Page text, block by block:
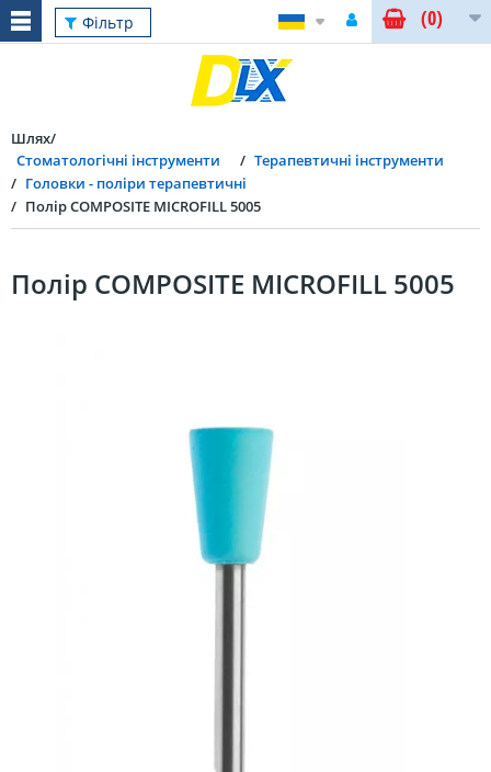
Фільтр (0)
Шлях
Стоматологічні інструменти
Терапевтичні інструменти
Головки - поліри терапевтичні
Полір COMPOSITE MICROFILL 5005
Полір COMPOSITE MICROFILL 5005